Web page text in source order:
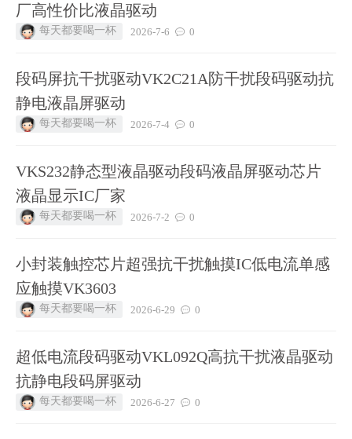
厂高性价比液晶驱动
每天都要喝一杯 2026-7-6 0
段码屏抗干扰驱动VK2C21A防干扰段码驱动抗
静电液晶屏驱动
每天都要喝一杯 2026-7-4 0
VKS232静态型液晶驱动段码液晶屏驱动芯片
液晶显示IC厂家
每天都要喝一杯 2026-7-2 0
小封装触控芯片超强抗干扰触摸IC低电流单感
应触摸VK3603
每天都要喝一杯 2026-6-29 0
超低电流段码驱动VKL092Q高抗干扰液晶驱动
抗静电段码屏驱动
每天都要喝一杯 2026-6-27 0